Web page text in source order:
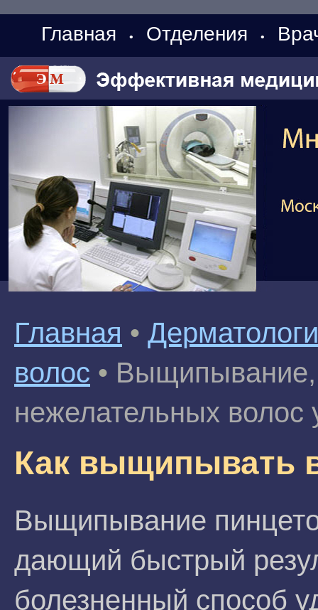
Главная • Отделения •
Главная •
волос • Выщипывание,
нежелательных
Как выщипывать
Выщипывание
дающий быстрый
болезненный способ